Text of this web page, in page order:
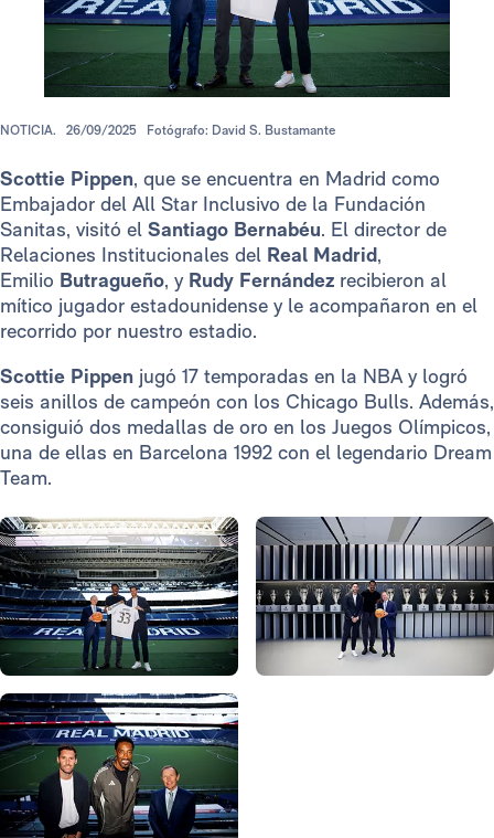
NOTICIA. 26/09/2025 Fotógrafo: David S. Bustamante
Scottie Pippen, que se encuentra en Madrid como
Embajador del All Star Inclusivo de la Fundación
Sanitas, visitó el Santiago Bernabéu. El director de
Relaciones Institucionales del Real Madrid,
Emilio Butragueño, y Rudy Fernández recibieron al
mítico jugador estadounidense y le acompañaron en el
recorrido por nuestro estadio.
Scottie Pippen jugó 17 temporadas en la NBA y logró
seis anillos de campeón con los Chicago Bulls. Además,
consiguió dos medallas de oro en los Juegos Olímpicos,
una de ellas en Barcelona 1992 con el legendario Dream
Team.